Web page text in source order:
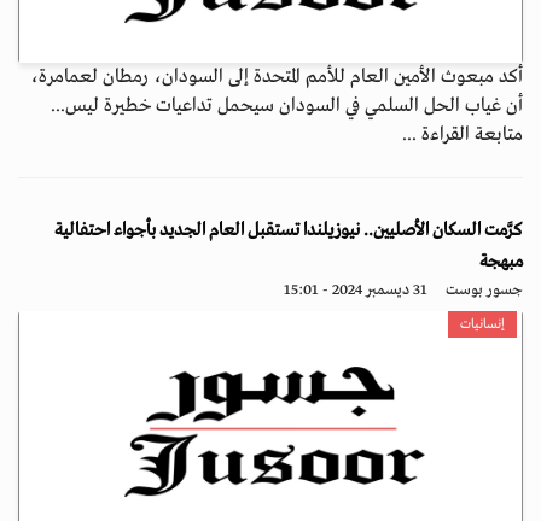
أكد مبعوث الأمين العام للأمم المتحدة إلى السودان، رمطان لعمامرة،
أن غياب الحل السلمي في السودان سيحمل تداعيات خطيرة ليس...
متابعة القراءة ...
كرَّمت السكان الأصليين.. نيوزيلندا تستقبل العام الجديد بأجواء احتفالية
مبهجة
جسور بوست 31 ديسمبر 2024 - 15:01
إنسانيات